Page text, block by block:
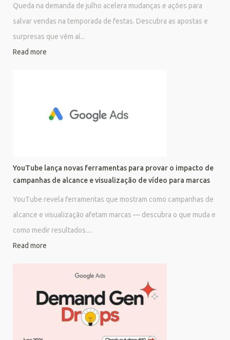
Queda na demanda de julho acelera mudanças e ações para
salvar vendas na temporada de festas. Descubra as apostas e
surpresas que vêm aí...
Read more
YouTube lança novas ferramentas para provar o impacto de
campanhas de alcance e visualização de vídeo para marcas
YouTube revela ferramentas que mostram como campanhas de
alcance e visualização afetam marcas — descubra o que muda e
como medir resultados....
Read more